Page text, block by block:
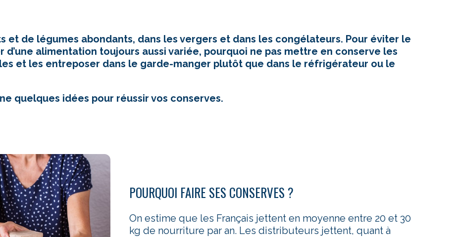
et de légumes abondants, dans les vergers et dans les congélateurs. Pour éviter le
d’une alimentation toujours aussi variée, pourquoi ne pas mettre en conserve les
et les entreposer dans le garde-manger plutôt que dans le réfrigérateur ou le
quelques idées pour réussir vos conserves.
POURQUOI FAIRE SES CONSERVES ?
On estime que les Français jettent en moyenne entre 20 et 30
kg de nourriture par an. Les distributeurs jettent, quant à